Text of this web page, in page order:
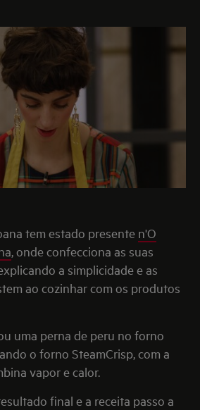
tem estado presente n'O
, onde confecciona as suas
a simplicidade e as
ao cozinhar com os produtos
uma perna de peru no forno
o forno SteamCrisp, com a
vapor e calor.
final e a receita passo a